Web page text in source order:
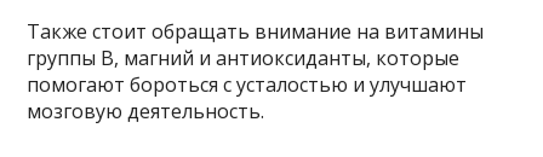
Также стоит обращать внимание на витамины
группы В, магний и антиоксиданты, которые
помогают бороться с усталостью и улучшают
мозговую деятельность.